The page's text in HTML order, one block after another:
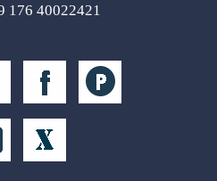
176 40022421